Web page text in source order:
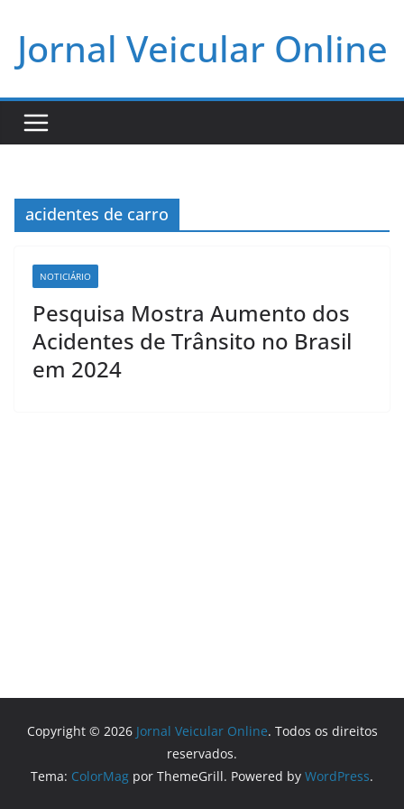
paraJornal Veicular Online
acidentes de carro
NOTICIÁRIO
Pesquisa Mostra Aumento dos
Acidentes de Trânsito no Brasil
em 2024
Copyright © 2026 Jornal Veicular Online. Todos os direitos
reservados.
Tema: ColorMag por ThemeGrill. Powered by WordPress.